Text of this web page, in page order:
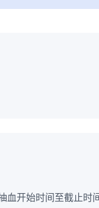
血开始时间至截止时